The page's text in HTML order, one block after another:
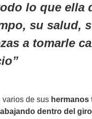
lo que ella
su salud,
a tomarle
varios de sus hermanos
dentro del